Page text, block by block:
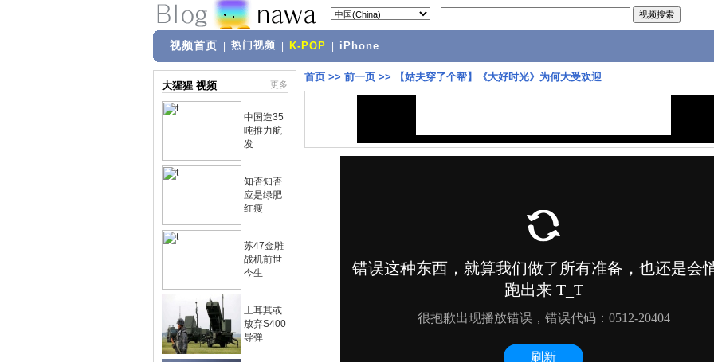
视频首页 热门视频 K-POP iPhone
大猩猩 视频 更多
中国造35
吨推力航
发
知否知否
应是绿肥
红瘦
苏47金雕
战机前世
今生
土耳其或
放弃S400
导弹
首页 >> 前一页 >> 【姑夫穿了个帮】《大好时光》为何大受欢迎